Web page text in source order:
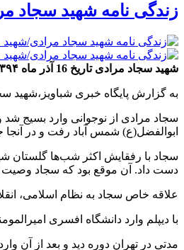
زندگی نامه شهید سجاد
شهید سجاد مرادی تاریخ 16 آذر ماه ۱۳۹۴ در منطقه خلصه حومه حلب در اثر اصابت موشک عناصر کتائب ثوار الشام با تانک و برخورد ترکش به پشت سر به فیض شهادت رسید
به گزارش پایگاه خبری شباویز،شهید سجاد مرادی متولد ۲۸ دی ماه ۱۳۶۱ در روستای آورگان (سد چغاخور) از توابع شهر بلداجی
سجاد مرادی از نوجوانی وارد بسیج
ابوالفضل(ع) شمس آباد رفت و در
سجاد با رفقایش اکثر شب‌ها گلستان
دست داد.‌‌ آن موقع بود که سجاد وصیت
علاقه خاص سجاد به نظام اسلامی، انقلاب، امام و
با دیپلم وارد دانشگاه افسری